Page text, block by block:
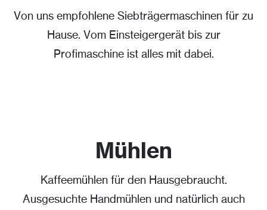
Von uns empfohlene Siebträgermaschinen für zu
Hause. Vom Einsteigergerät bis zur
Profimaschine ist alles mit dabei.
Mühlen
Kaffeemühlen für den Hausgebraucht.
Ausgesuchte Handmühlen und natürlich auch